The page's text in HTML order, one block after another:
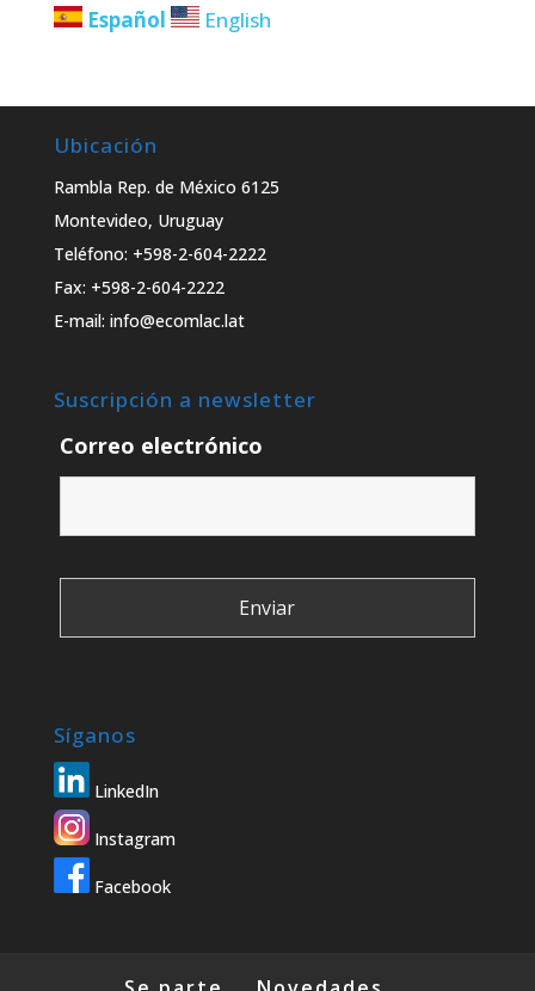
Español English
Ubicación
Rambla Rep. de México 6125
Montevideo, Uruguay
Teléfono: +598-2-604-2222
Fax: +598-2-604-2222
E-mail: info@ecomlac.lat
Suscripción a newsletter
Correo electrónico
Síganos
LinkedIn
Instagram
Facebook